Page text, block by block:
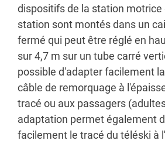
dispositifs de la station motrice
station sont montés dans un
fermé qui peut être réglé en
sur 4,7 m sur un tube carré
possible d'adapter facilement
câble de remorquage à
tracé ou aux passagers
adaptation permet également
facilement le tracé du téléski à